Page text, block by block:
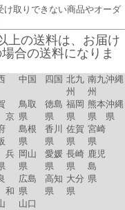
取りできない商品やオーダ
上の送料は、お届け
合の送料になりま
中国 四国 北九
州
南九
州
沖縄
京
兵
和
鳥取
県
島根
県
岡山
県
広島
県
山口
徳島
県
香川
県
愛媛
県
高知
県
福岡
県
佐賀
県
長崎
県
大分
県
熊本
県
宮崎
県
鹿児
島
県
沖縄
県